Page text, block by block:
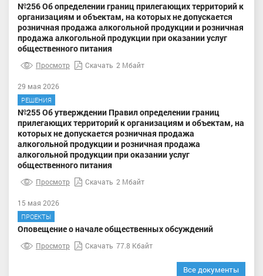
№256 Об определении границ прилегающих территорий к
организациям и объектам, на которых не допускается
розничная продажа алкогольной продукции и розничная
продажа алкогольной продукции при оказании услуг
общественного питания
Просмотр Скачать 2 Мбайт
29 мая 2026
РЕШЕНИЯ
№255 Об утверждении Правил определении границ
прилегающих территорий к организациям и объектам, на
которых не допускается розничная продажа
алкогольной продукции и розничная продажа
алкогольной продукции при оказании услуг
общественного питания
Просмотр Скачать 2 Мбайт
15 мая 2026
ПРОЕКТЫ
Оповещение о начале общественных обсуждений
Просмотр Скачать 77.8 Кбайт
Все документы